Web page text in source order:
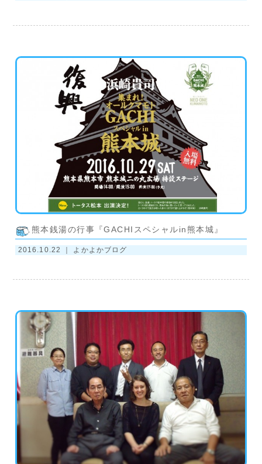
熊本銭湯の行事『GACHIスペシャルin熊本城』
2016.10.22 ｜ よかよかブログ